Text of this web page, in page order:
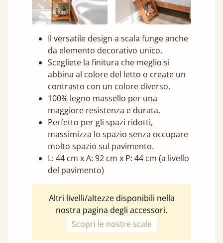
Il versatile design a scala funge anche
da elemento decorativo unico.
Scegliete la finitura che meglio si
abbina al colore del letto o create un
contrasto con un colore diverso.
100% legno massello per una
maggiore resistenza e durata.
Perfetto per gli spazi ridotti,
massimizza lo spazio senza occupare
molto spazio sul pavimento.
L: 44 cm x A: 92 cm x P: 44 cm (a livello
del pavimento)
Altri livelli/altezze disponibili nella
nostra pagina degli accessori.
Scopri le nostre scale